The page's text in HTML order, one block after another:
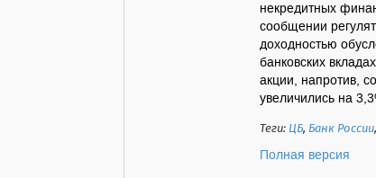
некредитных
сообщении
доходностью
банковских
акции, напротив,
увеличились на
Теги:ЦБ, Банк России,
Полная версия